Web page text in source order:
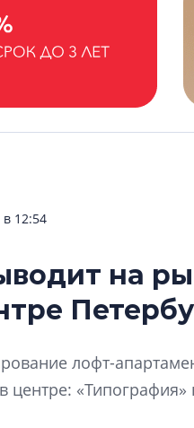
12:54
на
лофт-
центре: